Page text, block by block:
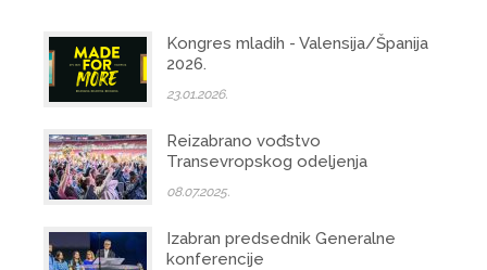
Kongres mladih - Valensija/Španija
2026.
23.01.2026.
Reizabrano vođstvo
Transevropskog odeljenja
08.07.2025.
Izabran predsednik Generalne
konferencije